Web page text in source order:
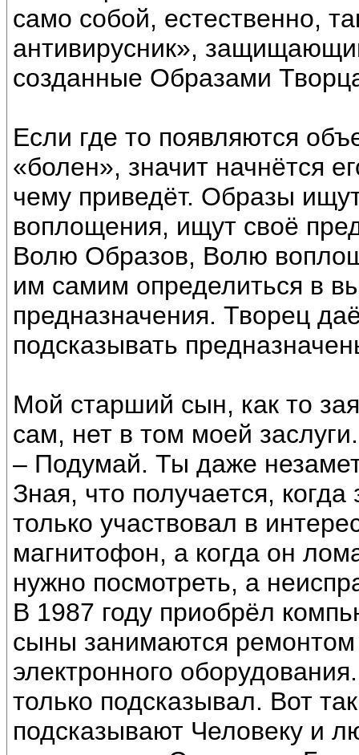
само собой, естественно,
антивирусник»,
созданные Образами
Если где то появляются
«болен», значит начнётся
чему приведёт. Образы
воплощения, ищут своё
Волю Образов, Волю
им самим определиться в
предназначения. Творец
подсказывать
Мой старший сын, как то
сам, нет в том моей
– Подумай. Ты даже
Зная, что получается,
только участвовал в
магнитофон, а когда он
нужно посмотреть, а
В 1987 году приобрёл
сыны занимаются
электронного
только подсказывал. Вот
подсказывают Человеку и